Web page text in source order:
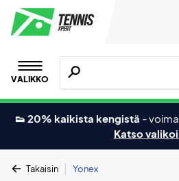
VALIKKO
Hae tuotteita, merkkejä
👟 20% kaikista kengistä -
Katso
Takaisin | Yonex